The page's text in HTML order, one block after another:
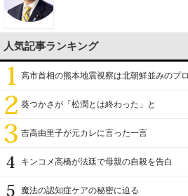
人気記事ランキング
高市首相の熊本地震視察は北朝鮮並みのプ
葵つかさが「松潤とは終わった」と
吉高由里子が元カレに言った一言
キンコメ高橋が法廷で母親の自殺を告白
魔法の認知症ケアの秘密に迫る